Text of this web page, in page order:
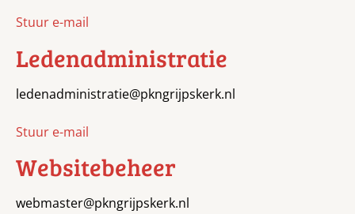
Stuur e-mail
Ledenadministratie
ledenadministratie@pkngrijpskerk.nl
Stuur e-mail
Websitebeheer
webmaster@pkngrijpskerk.nl